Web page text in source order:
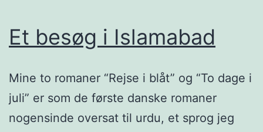
Et besøg i Islamabad
Mine to romaner “Rejse i blåt” og “To dage i
juli” er som de første danske romaner
nogensinde oversat til urdu, et sprog jeg